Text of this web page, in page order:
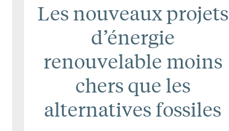
Les nouveaux projets
d’énergie
renouvelable moins
chers que les
alternatives fossiles